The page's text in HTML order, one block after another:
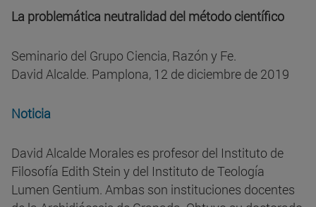
La problemática neutralidad del método científico
Seminario del Grupo Ciencia, Razón y Fe.
David Alcalde. Pamplona, 12 de diciembre de 2019
Noticia
David Alcalde Morales es profesor del Instituto de
Filosofía Edith Stein y del Instituto de Teología
Lumen Gentium. Ambas son instituciones docentes